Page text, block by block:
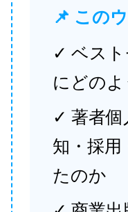
📌 この
✓ ベスト
にどの
✓ 著者個
知・採
たのか